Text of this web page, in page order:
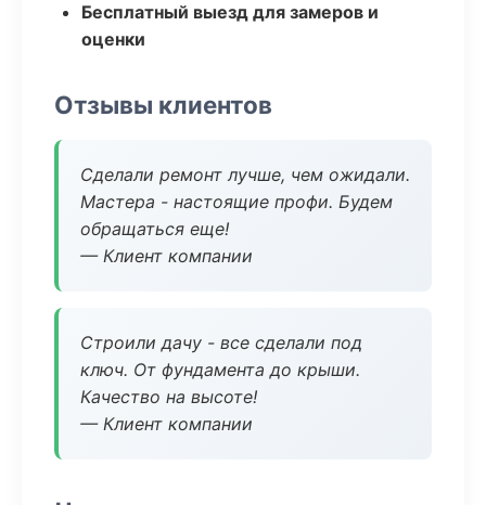
Бесплатный выезд для замеров и
оценки
Отзывы клиентов
Сделали ремонт лучше, чем ожидали.
Мастера - настоящие профи. Будем
обращаться еще!
— Клиент компании
Строили дачу - все сделали под
ключ. От фундамента до крыши.
Качество на высоте!
— Клиент компании